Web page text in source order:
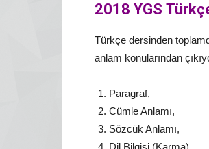
2018 YGS
Türkçe dersinden
anlam konularından
Paragraf,
Cümle Anlamı,
Sözcük Anlamı,
Dil Bilgisi (Karma),